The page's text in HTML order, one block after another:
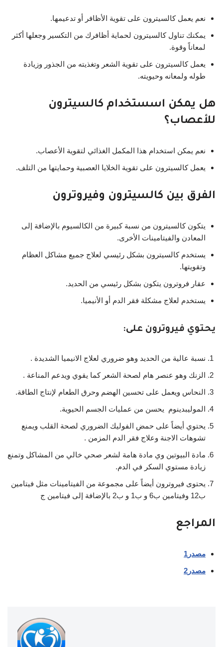
نعم يعمل كالسيترون على تقوية الأظافر أو تدعيمها.
يمكنك تناول كالسيترون لحماية أظافرك من التكسير وجعلها أكثر
لمعاناً وقوة.
يعمل كالسيترون على تقوية الشعر وتغذيته من الجذور وزيادة
طوله ولمعانه وحيويته.
هل يمكن اسستخدام كالسيترون
للأعصاب؟
نعم يمكن استخدام هذا المكمل الغذائي لتقوية الأعصاب.
يعمل كالسيترون على تقوية الخلايا العصبية وحمايتها من التلف.
الفرق بين كالسيترون وفيروترون
يتكون كالسيترون من نسبة كبيرة من الكالسيوم بالإضافة إلى
المعادن والفيتامينات الأخرى.
يستخدم كالسيترون بشكل رئيسي لعلاج جميع مشاكل العظام
وتقويتها.
عقار فروترون يتكون بشكل رئيسي من الحديد.
يستخدم لعلاج مشكلة فقر الدم أو الأنيميا.
يحتوي فيروترون على:
نسبة عالية من الحديد وهو ضروري لعلاج الانيميا الشديدة .
الزنك وهو عنصر هام لصحة الشعر كما يقوي ويدعم المناعة .
النحاس ويعمل على تحسين الهضم وحرق الطعام لإنتاج الطاقة.
الموليبدينوم يحسن من عمليات الجسم الحيوية.
يحتوي أيضاً على حمض الفوليك الضروري لصحة القلب ويمنع
تشوهات الاجنة وعلاج فقر الدم المزمن .
مادة البيوتين وي مادة هامة لشعر صحي خالي من المشاكل وتمنع
زيادة مستوي السكر في الدم.
يحتوى فيروترون أيضاً على مجموعة من الفيتامينات مثل فيتامين
ب12 وفيتامين ب6 و ب1 و ب2 بالإضافة إلى فيتامين ج
المراجع
مصدر1
مصدر2